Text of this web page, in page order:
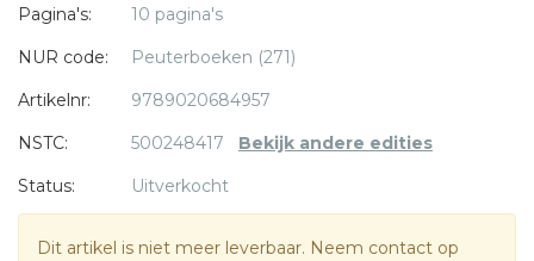
Pagina's:
10 pagina's
NUR code:
Peuterboeken (271)
Artikelnr:
9789020684957
NSTC:
500248417 Bekijk andere edities
Status:
Uitverkocht
Dit artikel is niet meer leverbaar. Neem contact op